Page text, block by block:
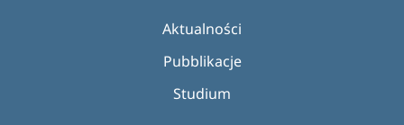
Aktualności
Pubblikacje
Studium